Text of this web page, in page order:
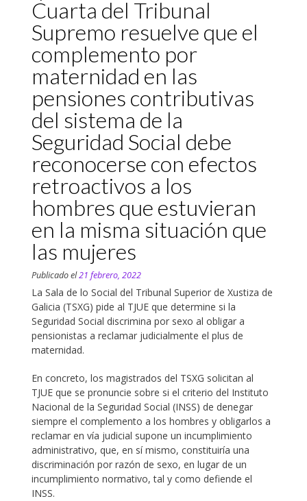
Cuarta del Tribunal
Supremo resuelve que el
complemento por
maternidad en las
pensiones contributivas
del sistema de la
Seguridad Social debe
reconocerse con efectos
retroactivos a los
hombres que estuvieran
en la misma situación que
las mujeres
Publicado el21 febrero, 2022
La Sala de lo Social del Tribunal Superior de Xustiza de
Galicia (TSXG) pide al TJUE que determine si la
Seguridad Social discrimina por sexo al obligar a
pensionistas a reclamar judicialmente el plus de
maternidad.
En concreto, los magistrados del TSXG solicitan al
TJUE que se pronuncie sobre si el criterio del Instituto
Nacional de la Seguridad Social (INSS) de denegar
siempre el complemento a los hombres y obligarlos a
reclamar en vía judicial supone un incumplimiento
administrativo, que, en sí mismo, constituiría una
discriminación por razón de sexo, en lugar de un
incumplimiento normativo, tal y como defiende el
INSS.